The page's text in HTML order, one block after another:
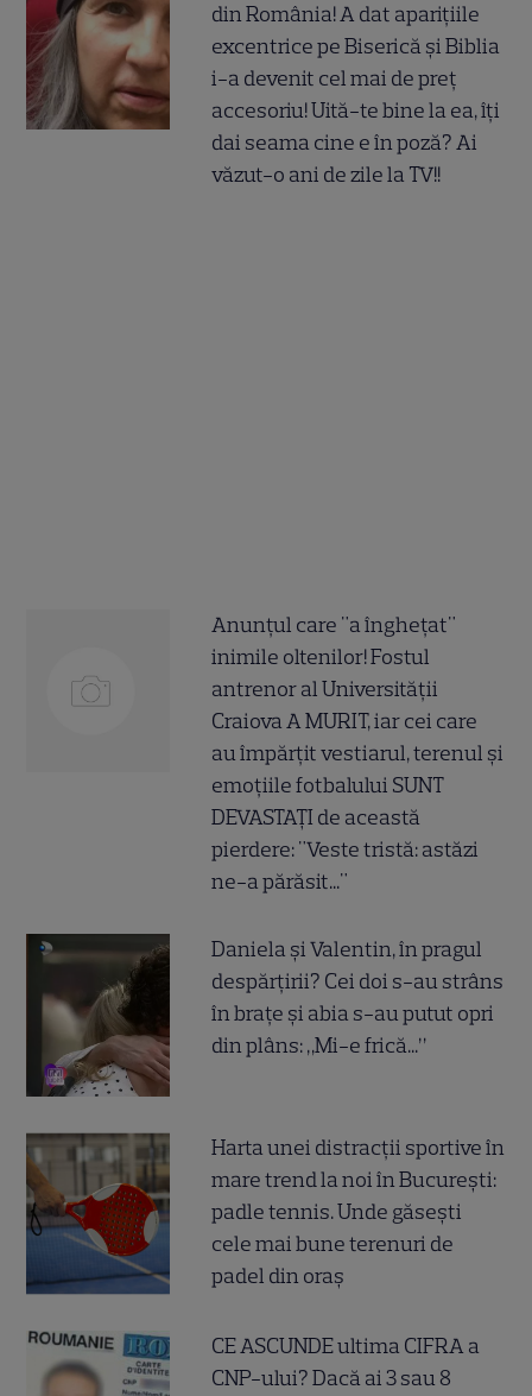
din România! A dat aparițiile
excentrice pe Biserică și Biblia
i-a devenit cel mai de preț
accesoriu! Uită-te bine la ea, îți
dai seama cine e în poză? Ai
văzut-o ani de zile la TV!!
Anunțul care "a înghețat"
inimile oltenilor! Fostul
antrenor al Universității
Craiova A MURIT, iar cei care
au împărțit vestiarul, terenul și
emoțiile fotbalului SUNT
DEVASTAȚI de această
pierdere: "Veste tristă: astăzi
ne-a părăsit..."
Daniela și Valentin, în pragul
despărțirii? Cei doi s-au strâns
în brațe și abia s-au putut opri
din plâns: „Mi-e frică...”
Harta unei distracții sportive în
mare trend la noi în București:
padle tennis. Unde găsești
cele mai bune terenuri de
padel din oraș
CE ASCUNDE ultima CIFRA a
CNP-ului? Dacă ai 3 sau 8